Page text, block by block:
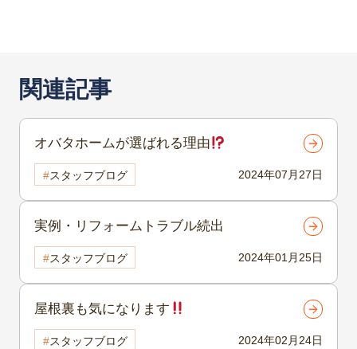
関連記事
2024年07月27日
オバタホームが選ばれる理由
スタッフブログ
2024年01月25日
実例・リフォームトラブル続出
スタッフブログ
2024年02月24日
屋根裏も気になります
スタッフブログ